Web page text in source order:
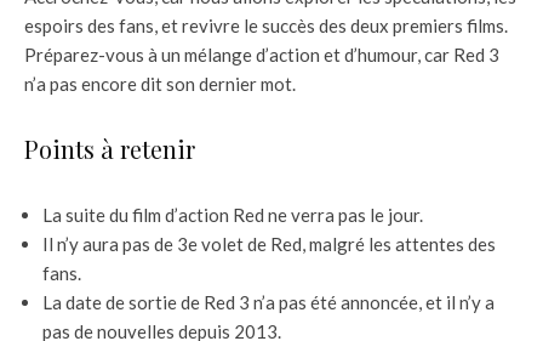
espoirs des fans, et revivre le succès des deux premiers films.
Préparez-vous à un mélange d’action et d’humour, car Red 3
n’a pas encore dit son dernier mot.
Points à retenir
La suite du film d’action Red ne verra pas le jour.
Il n’y aura pas de 3e volet de Red, malgré les attentes des
fans.
La date de sortie de Red 3 n’a pas été annoncée, et il n’y a
pas de nouvelles depuis 2013.